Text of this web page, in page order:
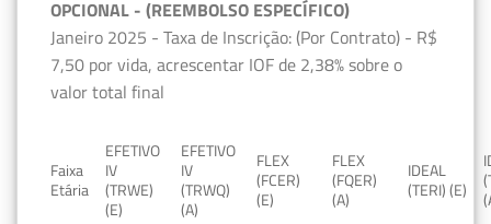
OPCIONAL - (REEMBOLSO ESPECÍFICO)
Janeiro 2025 - Taxa de Inscrição: (Por Contrato) - R$
7,50 por vida, acrescentar IOF de 2,38% sobre o
valor total final
Faixa
Etária
EFETIVO
IV
(TRWE)
(E)
EFETIVO
IV
(TRWQ)
(A)
FLEX
(FCER)
(E)
FLEX
(FQER)
(A)
IDEAL
(TERI) (E)